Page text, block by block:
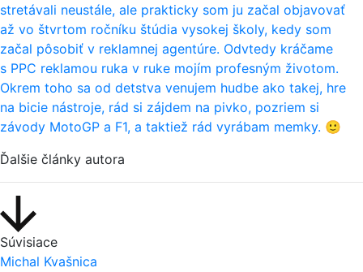
stretávali neustále, ale prakticky som ju začal objavovať
až vo štvrtom ročníku štúdia vysokej školy, kedy som
začal pôsobiť v reklamnej agentúre. Odvtedy kráčame
s PPC reklamou ruka v ruke mojím profesným životom.
Okrem toho sa od detstva venujem hudbe ako takej, hre
na bicie nástroje, rád si zájdem na pivko, pozriem si
závody MotoGP a F1, a taktiež rád vyrábam memky. 🙂
Ďalšie články autora
Súvisiace
Michal Kvašnica